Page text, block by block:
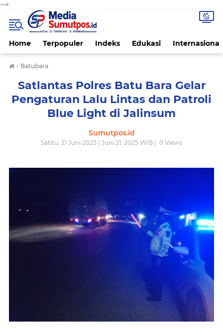
-->
Home Terpopuler Indeks Edukasi Internasional
› Batubara
Satlantas Polres Batu Bara Gelar
Pengaturan Lalu Lintas dan Patroli
Blue Light di Jalinsum
Sumutpos.id
Sabtu, 21 Juni 2025 | Juni 21, 2025 WIB | 0 Views